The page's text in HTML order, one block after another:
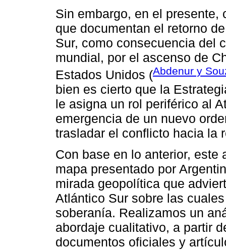
Sin embargo, en el
que documentan el retorno
Sur, como consecuencia del
mundial, por el ascenso de
Estados Unidos (Abdenur y
bien es cierto que la
le asigna un rol periférico al
emergencia de un nuevo
trasladar el conflicto hacia la
Con base en lo anterior,
mapa presentado por
mirada geopolítica que
Atlántico Sur sobre las
soberanía. Realizamos un
abordaje cualitativo, a partir
documentos oficiales y